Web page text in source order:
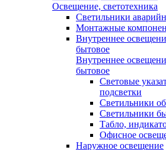
Освещение, светотехника
Светильники
Монтажные
Внутреннее
бытовое
Внутреннее
бытовое
Световые
подсветки
Светильники
Светильники
Табло,
Офисное
Наружное освещение